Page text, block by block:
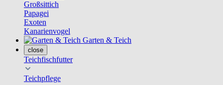
Großsittich
Papagei
Exoten
Kanarienvogel
Garten & Teich
close
Teichfischfutter
Teichpflege